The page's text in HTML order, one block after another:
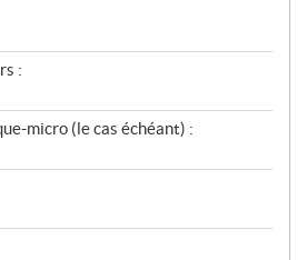
:
micro (le cas échéant) :